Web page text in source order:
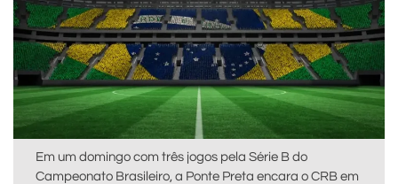
Em um domingo com três jogos pela Série B do
Campeonato Brasileiro, a Ponte Preta encara o CRB em